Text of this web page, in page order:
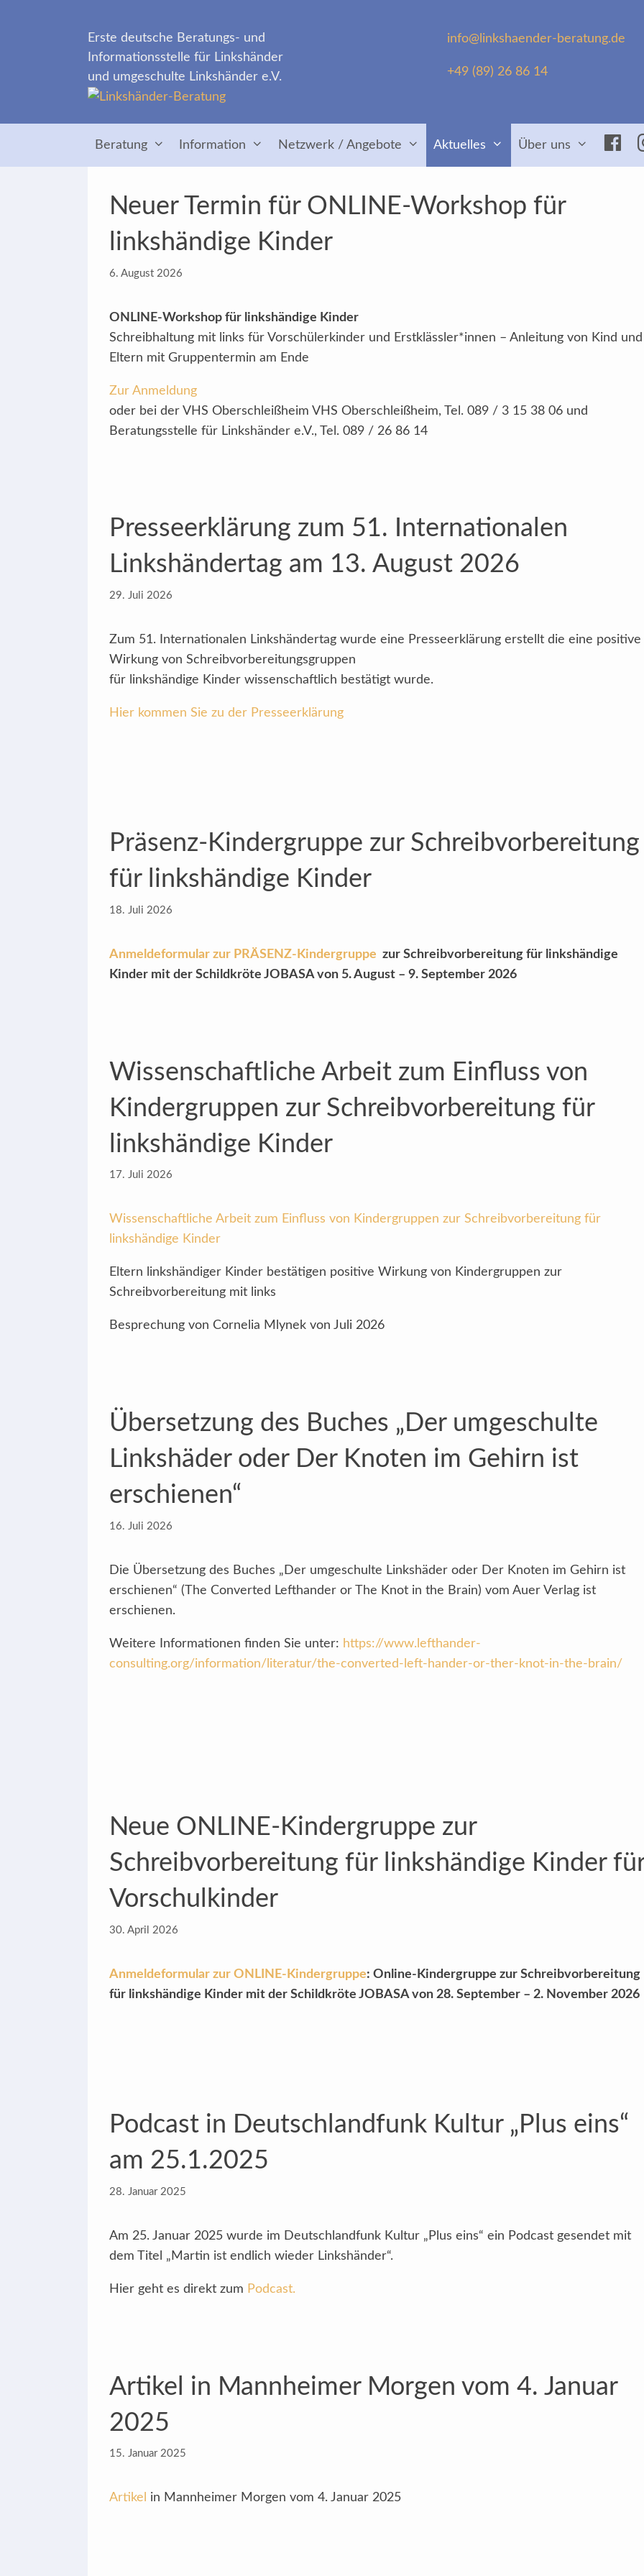
info@linkshaender-beratung.de
+49 (89) 26 86 14
Erste deutsche Beratungs- und
Informationsstelle für Linkshänder
und umgeschulte Linkshänder e.V.
Beratung Information Netzwerk / Angebote Aktuelles Über uns
Neuer Termin für ONLINE-Workshop für
linkshändige Kinder
6. August 2026
ONLINE-Workshop für linkshändige Kinder
Schreibhaltung mit links für Vorschülerkinder und Erstklässler*innen – Anleitung von Kind und
Eltern mit Gruppentermin am Ende
Zur Anmeldung
oder bei der VHS Oberschleißheim VHS Oberschleißheim, Tel. 089 / 3 15 38 06 und
Beratungsstelle für Linkshänder e.V., Tel. 089 / 26 86 14
Presseerklärung zum 51. Internationalen
Linkshändertag am 13. August 2026
29. Juli 2026
Zum 51. Internationalen Linkshändertag wurde eine Presseerklärung erstellt die eine positive
Wirkung von Schreibvorbereitungsgruppen
für linkshändige Kinder wissenschaftlich bestätigt wurde.
Hier kommen Sie zu der Presseerklärung
Präsenz-Kindergruppe zur Schreibvorbereitung
für linkshändige Kinder
18. Juli 2026
Anmeldeformular zur PRÄSENZ-Kindergruppe zur Schreibvorbereitung für linkshändige
Kinder mit der Schildkröte JOBASAvon 5. August – 9. September 2026
Wissenschaftliche Arbeit zum Einfluss von
Kindergruppen zur Schreibvorbereitung für
linkshändige Kinder
17. Juli 2026
Wissenschaftliche Arbeit zum Einfluss von Kindergruppen zur Schreibvorbereitung für
linkshändige Kinder
Eltern linkshändiger Kinder bestätigen positive Wirkung von Kindergruppen zur
Schreibvorbereitung mit links
Besprechung von Cornelia Mlynek von Juli 2026
Übersetzung des Buches „Der umgeschulte
Linkshäder oder Der Knoten im Gehirn ist
erschienen“
16. Juli 2026
Die Übersetzung des Buches „Der umgeschulte Linkshäder oder Der Knoten im Gehirn ist
erschienen“ (The Converted Lefthander or The Knot in the Brain) vom Auer Verlag ist
erschienen.
Weitere Informationen finden Sie unter: https://www.lefthander-
consulting.org/information/literatur/the-converted-left-hander-or-ther-knot-in-the-brain/
Neue ONLINE-Kindergruppe zur
Schreibvorbereitung für linkshändige Kinder
Vorschulkinder
30. April 2026
Anmeldeformular zur ONLINE-Kindergruppe: Online-Kindergruppe zur Schreibvorbereitung
für linkshändige Kinder mit der Schildkröte JOBASAvon 28. September – 2. November 2026
Podcast in Deutschlandfunk Kultur „Plus eins“
am 25.1.2025
28. Januar 2025
Am 25. Januar 2025 wurde im Deutschlandfunk Kultur „Plus eins“ ein Podcast gesendet mit
dem Titel „Martin ist endlich wieder Linkshänder“.
Hier geht es direkt zum Podcast.
Artikel in Mannheimer Morgen vom 4. Januar
2025
15. Januar 2025
Artikel in Mannheimer Morgen vom 4. Januar 2025